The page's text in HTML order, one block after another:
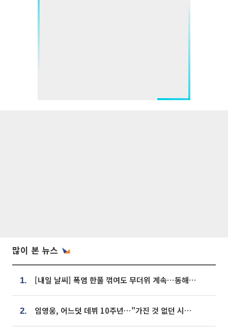
많이 본 뉴스
1. [내일 날씨] 폭염 한풀 꺾여도 무더위 계속⋯동해안 이틀 연속 비
2. 임영웅, 어느덧 데뷔 10주년⋯"가진 것 없던 시절, 내 앞엔 20명의 팬뿐"